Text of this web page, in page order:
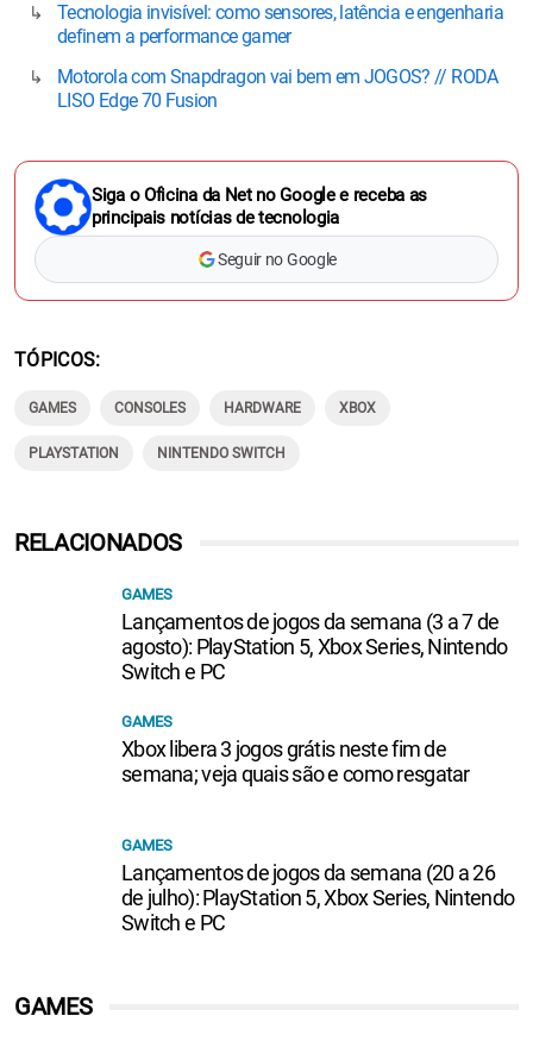
Tecnologia invisível: como sensores, latência e engenharia
definem a performance gamer
Motorola com Snapdragon vai bem em JOGOS? // RODA
LISO Edge 70 Fusion
Siga o Oficina da Net no Google e receba as
principais notícias de tecnologia
Seguir no Google
TÓPICOS
GAMES CONSOLES HARDWARE XBOX
PLAYSTATION NINTENDO SWITCH
GAMES
RELACIONADOS
GAMES
Lançamentos de jogos da semana (3 a 7 de
agosto): PlayStation 5, Xbox Series, Nintendo
Switch e PC
GAMES
Xbox libera 3 jogos grátis neste fim de
semana; veja quais são e como resgatar
GAMES
Lançamentos de jogos da semana (20 a 26
de julho): PlayStation 5, Xbox Series, Nintendo
Switch e PC